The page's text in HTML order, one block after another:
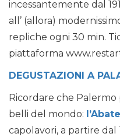
incessantemente dal
all’ (allora)
repliche ogni 30 min.
piattaforma
DEGUSTAZIONI A
Ricordare che
belli del mondo:
capolavori, a partire